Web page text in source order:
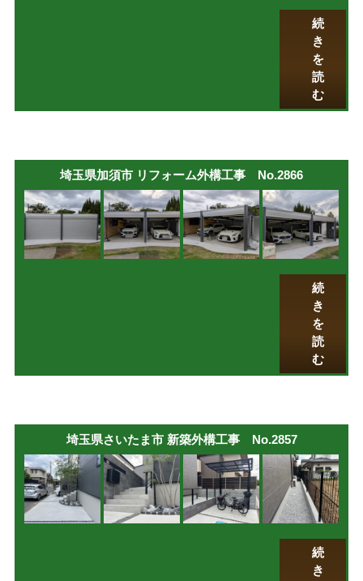
続
き
を
読
む
埼玉県加須市 リフォーム外構工事 No.2866
続
き
を
読
む
埼玉県さいたま市 新築外構工事 No.2857
続
き